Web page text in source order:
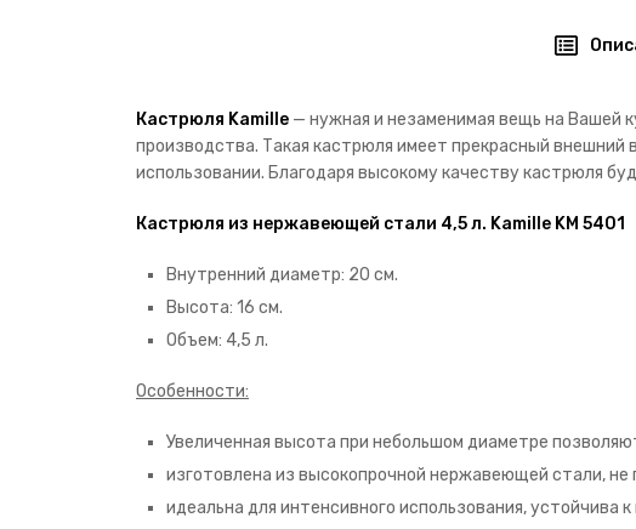
Кастрюля Kamille — нужная и незаменимая вещь на Вашей
производства. Такая кастрюля имеет прекрасный
использовании. Благодаря высокому качеству кастрюля
Кастрюля из нержавеющей стали 4,5 л. Kamille KM 5401
Внутренний диаметр: 20 см.
Высота: 16 см.
Объем: 4,5 л.
Особенности:
Увеличенная высота при небольшом диаметре
изготовлена из высокопрочной нержавеющей стали,
идеальна для интенсивного использования, устойчива к